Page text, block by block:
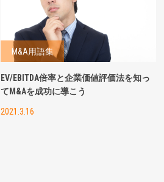
M&A用語集
EV/EBITDA倍率と企業価値評価法を知っ
てM&Aを成功に導こう
2021.3.16